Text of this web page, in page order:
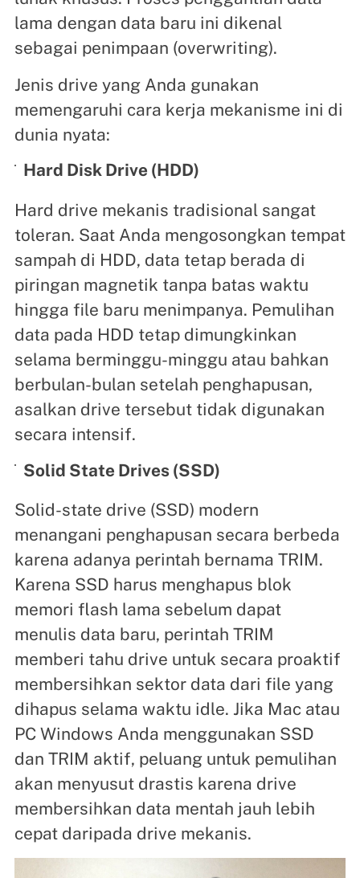
lama dengan data baru ini dikenal
sebagai penimpaan (overwriting).
Jenis drive yang Anda gunakan
memengaruhi cara kerja mekanisme ini di
dunia nyata:
Hard Disk Drive (HDD)
Hard drive mekanis tradisional sangat
toleran. Saat Anda mengosongkan tempat
sampah di HDD, data tetap berada di
piringan magnetik tanpa batas waktu
hingga file baru menimpanya. Pemulihan
data pada HDD tetap dimungkinkan
selama berminggu-minggu atau bahkan
berbulan-bulan setelah penghapusan,
asalkan drive tersebut tidak digunakan
secara intensif.
Solid State Drives (SSD)
Solid-state drive (SSD) modern
menangani penghapusan secara berbeda
karena adanya perintah bernama TRIM.
Karena SSD harus menghapus blok
memori flash lama sebelum dapat
menulis data baru, perintah TRIM
memberi tahu drive untuk secara proaktif
membersihkan sektor data dari file yang
dihapus selama waktu idle. Jika Mac atau
PC Windows Anda menggunakan SSD
dan TRIM aktif, peluang untuk pemulihan
akan menyusut drastis karena drive
membersihkan data mentah jauh lebih
cepat daripada drive mekanis.